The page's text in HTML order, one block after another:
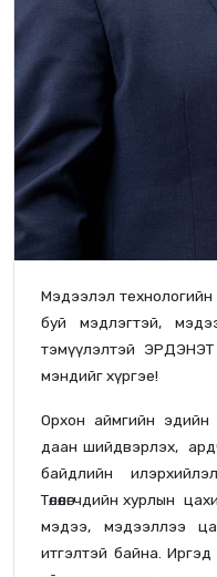
Мэдээлэл технологийн
буй мэдлэгтэй,
тэмүүлэлтэй
мэндийг хүргэе!
Орхон аймгийн эдийн
даан шийдвэрлэх,
байдлийн
Төлөөлөгчдийн хурлын
мэдээ, мэдээллээ
итгэлтэй байна. Иргэд та